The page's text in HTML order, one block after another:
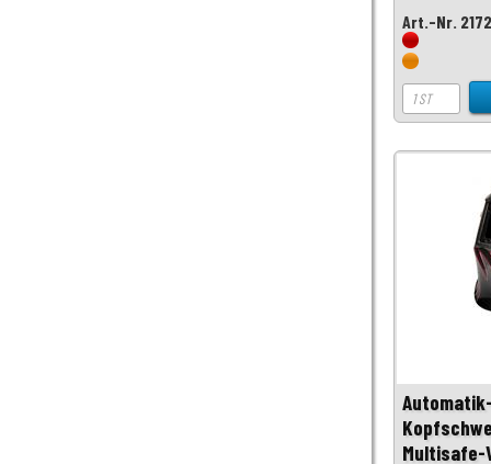
Art.-Nr.
Multisafe-